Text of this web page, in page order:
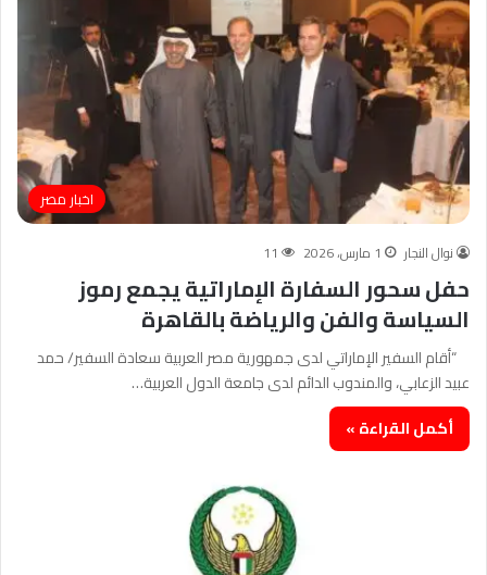
اخبار مصر
نوال النجار 1 مارس، 2026 11
حفل سحور السفارة الإماراتية يجمع رموز
السياسة والفن والرياضة بالقاهرة
“أقام السفير الإماراتي لدى جمهورية مصر العربية سعادة السفير/ حمد
عبيد الزعابي، والمندوب الدائم لدى جامعة الدول العربية…
أكمل القراءة »